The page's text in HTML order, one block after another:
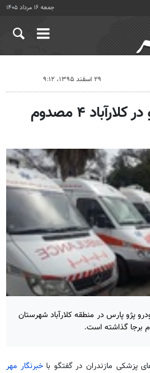
جمعه ۱۶ مرداد ۱۴۰۵
۲۹ اسفند ۱۳۹۵، ۹:۱۲
انحراف یک خودرو پژو در کلارآباد ۴ مصدوم
پژو پارس در منطقه کلارآباد شهرستان
برجا گذاشته است.
پزشکی مازندران در گفتگو باخبرنگار مهر